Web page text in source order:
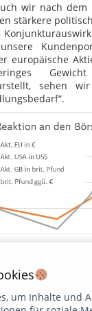
wir nach dem
stärkere
europäische
sehen
um Inhalte und